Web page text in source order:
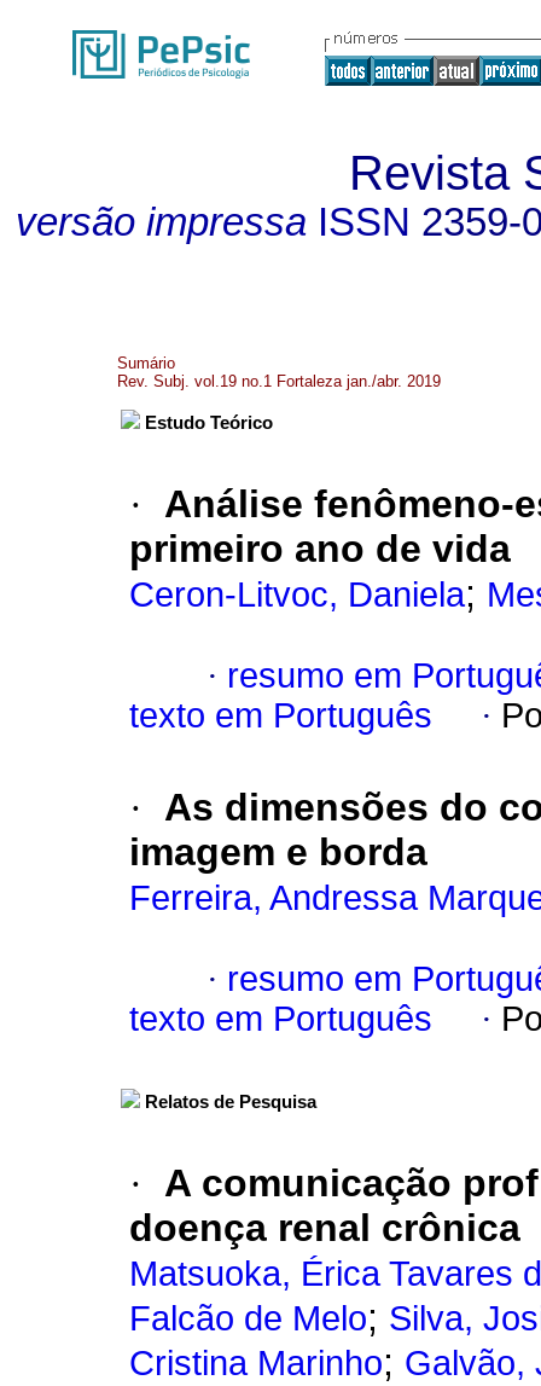
Revista
versão impressa ISSN 2359-
Sumário
Rev. Subj. vol.19 no.1 Fortaleza jan./abr. 2019
Estudo Teórico
·
Análise fenômeno-
primeiro ano de vida
Ceron-Litvoc, Daniela;
· resumo em
texto em Português
·
·
As dimensões do
imagem e borda
Ferreira, Andressa
· resumo em
texto em Português
·
Relatos de Pesquisa
·
A comunicação
doença renal crônica
Matsuoka, Érica Tavares
Falcão de Melo; Silva,
Cristina Marinho; Galvão,